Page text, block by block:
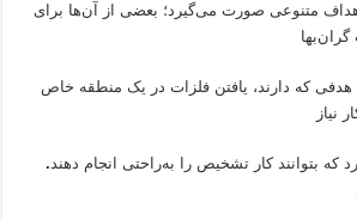
متنوعی صورت می‌گیرد؛ بعضی از آن‌ها برای
گران‌بها
هدفی که دارند، یافتن فلزات در یک منطقه خاص
نیاز
که بتوانند کار تشخیص را به‌راحتی انجام دهند.